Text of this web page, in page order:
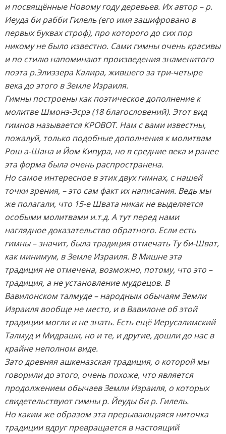
и посвящённые Новому году деревьев. Их автор – р.
Иеуда би рабби Гилель (его имя зашифровано в
первых буквах строф), про которого до сих пор
никому не было известно. Сами гимны очень красивы
и по стилю напоминают произведения знаменитого
поэта р.Элиэзера Калира, жившего за три-четыре
века до этого в Земле Израиля.
Гимны построены как поэтическое дополнение к
молитве Шмонэ-Эсрэ (18 благословений). Этот вид
гимнов называется КРОВОТ. Нам с вами известны,
пожалуй, только подобные дополнения к молитвам
Рош а-Шана и Йом Кипура, но в средние века и ранее
эта форма была очень распространена.
Но самое интересное в этих двух гимнах, с нашей
точки зрения, – это сам факт их написания. Ведь мы
же полагали, что 15-е Швата никак не выделяется
особыми молитвами и.т.д. А тут перед нами
наглядное доказательство обратного. Если есть
гимны – значит, была традиция отмечать Ту би-Шват,
как минимум, в Земле Израиля. В Мишне эта
традиция не отмечена, возможно, потому, что это –
традиция, а не установление мудрецов. В
Вавилонском талмуде – народным обычаям Земли
Израиля вообще не место, и в Вавилоне об этой
традиции могли и не знать. Есть ещё Иерусалимский
Талмуд и Мидраши, но и те, и другие, дошли до нас в
крайне неполном виде.
Зато древняя ашкеназская традиция, о которой мы
говорили до этого, очень похоже, что является
продолжением обычаев Земли Израиля, о которых
свидетельствуют гимны р. Йеуды би р. Гилель.
Но каким же образом эта прерывающаяся ниточка
традиции вдруг превращается в настоящий